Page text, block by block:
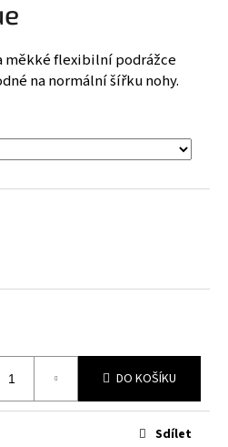
měkké flexibilní podrážce
na normální šířku nohy.
DO KOŠÍKU
Sdílet